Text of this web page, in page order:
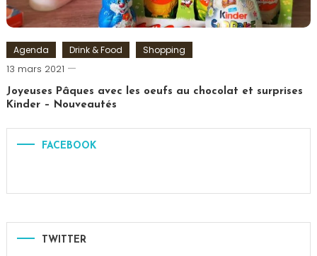
Paris
Agenda Drink & Food Shopping
13 mars 2021
Romain-
Joyeuses Pâques avec les oeufs au chocolat et surprises
Kinder – Nouveautés
Tagged
chocolat,
Kinder,
de
Pâques
,
FACEBOOK
TWITTER